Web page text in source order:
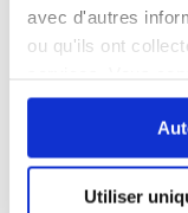
avec d'autres
ou qu'ils ont
continuez à utiliser
Utiliser
de